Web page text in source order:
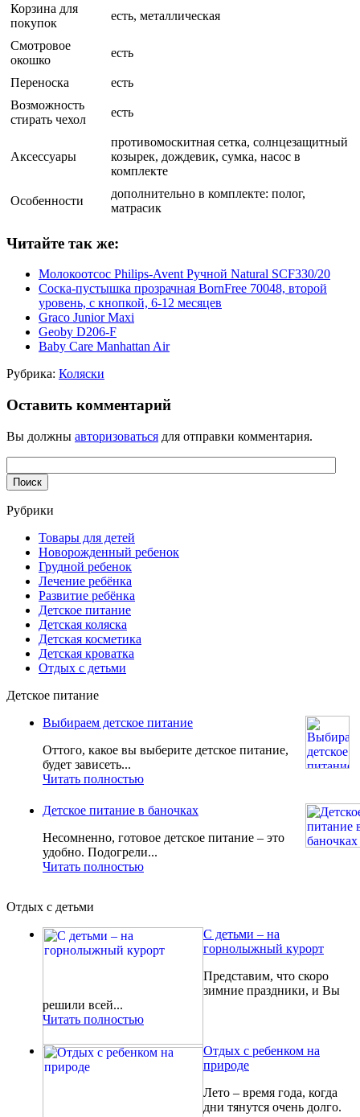
Корзина для
покупок
есть, металлическая
Смотровое
окошко
есть
Переноска
есть
Возможность
стирать чехол
есть
Аксессуары
противомоскитная сетка, солнцезащитный
козырек, дождевик, сумка, насос в
комплекте
Особенности
дополнительно в комплекте: полог,
матрасик
Читайте так же:
Молокоотсос Philips-Avent Ручной Natural SCF330/20
Соска-пустышка прозрачная BornFree 70048, второй
уровень, с кнопкой, 6-12 месяцев
Graco Junior Maxi
Geoby D206-F
Baby Care Manhattan Air
Рубрика: Коляски
Оставить комментарий
Вы должны авторизоваться для отправки комментария.
Рубрики
Товары для детей
Новорожденный ребенок
Грудной ребенок
Лечение ребёнка
Развитие ребёнка
Детское питание
Детская коляска
Детская косметика
Детская кроватка
Отдых с детьми
Детское питание
Выбираем детское питание
Оттого, какое вы выберите детское питание,
будет зависеть...
Читать полностью
Детское питание в баночках
Несомненно, готовое детское питание – это
удобно. Подогрели...
Читать полностью
Отдых с детьми
С детьми – на
горнолыжный курорт
Представим, что скоро
зимние праздники, и Вы
решили всей...
Читать полностью
Отдых с ребенком на
природе
Лето – время года, когда
дни тянутся очень долго.